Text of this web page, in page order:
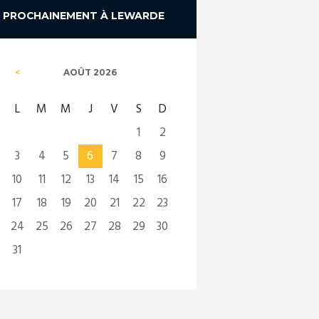
PROCHAINEMENT À LEWARDE
AOÛT 2026
L M M J V S
D
1
2
3
4 5 6 7 8
9
10
11 12 13 14 15
16
17
18 19 20 21 22
23
24
25 26 27 28 29
30
31